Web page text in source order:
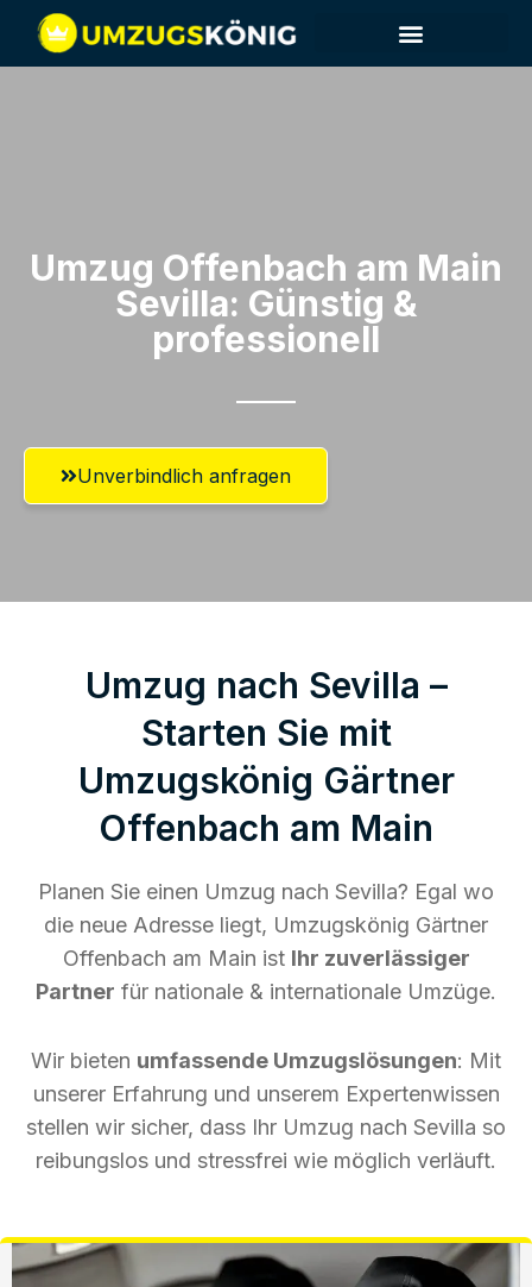
Umzug Offenbach am Main​
Sevilla: Günstig &
professionell​
Unverbindlich anfragen
Umzug nach Sevilla –
Starten Sie mit
Umzugskönig Gärtner
Offenbach am Main
Planen Sie einen Umzug nach Sevilla? Egal wo
die neue Adresse liegt, Umzugskönig Gärtner
Offenbach am Main ist Ihr zuverlässiger
Partner für nationale & internationale Umzüge.
Wir bieten umfassende Umzugslösungen: Mit
unserer Erfahrung und unserem Expertenwissen
stellen wir sicher, dass Ihr Umzug nach Sevilla so
reibungslos und stressfrei wie möglich verläuft.